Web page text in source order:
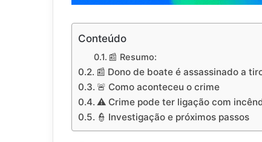
Conteúdo
📰 Resumo:
📰 Dono de boate é assassinado a
🚨 Como aconteceu o crime
⚠️ Crime pode ter ligação com
👮 Investigação e próximos passos